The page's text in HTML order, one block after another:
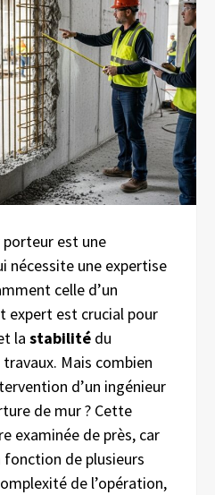
porteur est une
nécessite une expertise
celle d’un
expert est crucial pour
la stabilité du
Mais combien
d’un ingénieur
de mur ? Cette
examinée de près, car
de plusieurs
de l’opération,